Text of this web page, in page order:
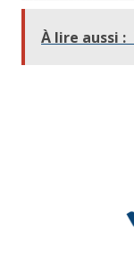
À lire aussi :